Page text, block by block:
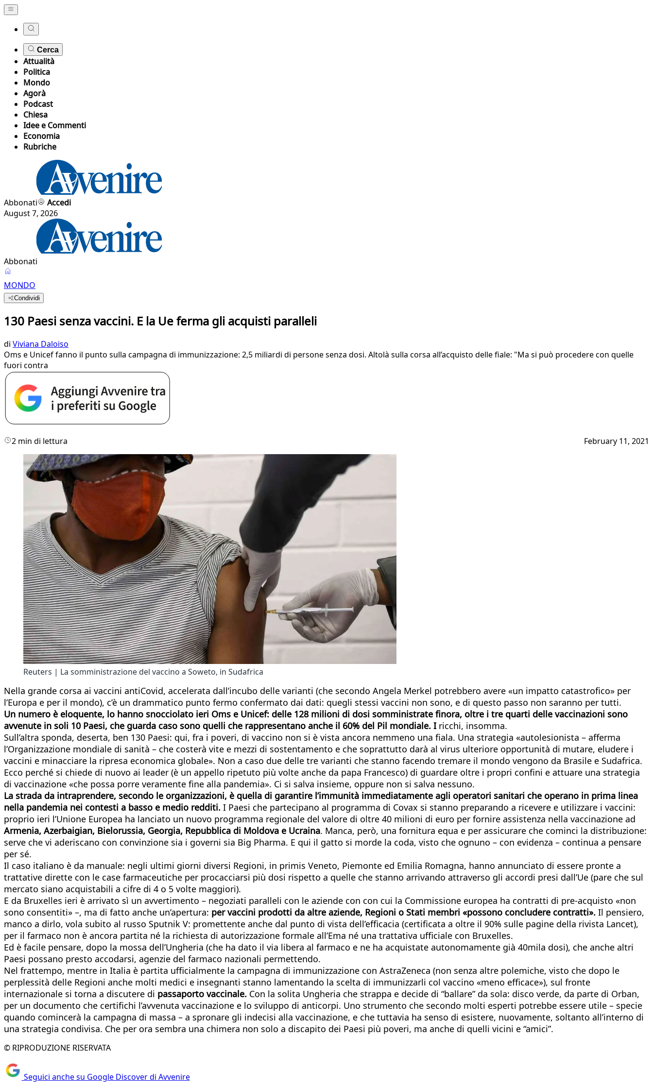
Cerca
Attualità
Politica
Mondo
Agorà
Podcast
Chiesa
Idee e Commenti
Economia
Rubriche
Abbonati
Accedi
August 7, 2026
Abbonati
MONDO
Condividi
130 Paesi senza vaccini. E la Ue ferma gli acquisti paralleli
di Viviana Daloiso
Oms e Unicef fanno il punto sulla campagna di immunizzazione: 2,5 miliardi di persone senza dosi. Altolà sulla corsa all’acquisto delle fiale: "Ma si può procedere con quelle
fuori contra
2 min di lettura February 11, 2021
Reuters | La somministrazione del vaccino a Soweto, in Sudafrica
Nella grande corsa ai vaccini antiCovid, accelerata dall’incubo delle varianti (che secondo Angela Merkel potrebbero avere «un impatto catastrofico» per
l’Europa e per il mondo), c’è un drammatico punto fermo confermato dai dati: quegli stessi vaccini non sono, e di questo passo non saranno per tutti.
Un numero è eloquente, lo hanno snocciolato ieri Oms e Unicef: delle 128 milioni di dosi somministrate finora, oltre i tre quarti delle vaccinazioni sono
avvenute in soli 10 Paesi, che guarda caso sono quelli che rappresentano anche il 60% del Pil mondiale. Iricchi, insomma.
Sull’altra sponda, deserta, ben 130 Paesi: qui, fra i poveri, di vaccino non si è vista ancora nemmeno una fiala. Una strategia «autolesionista – afferma
l’Organizzazione mondiale di sanità – che costerà vite e mezzi di sostentamento e che soprattutto darà al virus ulteriore opportunità di mutare, eludere i
vaccini e minacciare la ripresa economica globale». Non a caso due delle tre varianti che stanno facendo tremare il mondo vengono da Brasile e Sudafrica.
Ecco perché si chiede di nuovo ai leader (è un appello ripetuto più volte anche da papa Francesco) di guardare oltre i propri confini e attuare una strategia
di vaccinazione «che possa porre veramente fine alla pandemia». Ci si salva insieme, oppure non si salva nessuno.
La strada da intraprendere, secondo le organizzazioni, è quella di garantire l’immunità immediatamente agli operatori sanitari che operano in prima linea
nella pandemia nei contesti a basso e medio redditi. I Paesi che partecipano al programma di Covax si stanno preparando a ricevere e utilizzare i vaccini:
proprio ieri l’Unione Europea ha lanciato un nuovo programma regionale del valore di oltre 40 milioni di euro per fornire assistenza nella vaccinazione ad
Armenia, Azerbaigian, Bielorussia, Georgia, Repubblica di Moldova e Ucraina. Manca, però, una fornitura equa e per assicurare che cominci la distribuzione:
serve che vi aderiscano con convinzione sia i governi sia Big Pharma. E qui il gatto si morde la coda, visto che ognuno – con evidenza – continua a pensare
per sé.
Il caso italiano è da manuale: negli ultimi giorni diversi Regioni, in primis Veneto, Piemonte ed Emilia Romagna, hanno annunciato di essere pronte a
trattative dirette con le case farmaceutiche per procacciarsi più dosi rispetto a quelle che stanno arrivando attraverso gli accordi presi dall’Ue (pare che sul
mercato siano acquistabili a cifre di 4 o 5 volte maggiori).
E da Bruxelles ieri è arrivato sì un avvertimento – negoziati paralleli con le aziende con con cui la Commissione europea ha contratti di pre-acquisto «non
sono consentiti» –, ma di fatto anche un’apertura: per vaccini prodotti da altre aziende, Regioni o Stati membri «possono concludere contratti». Il pensiero,
manco a dirlo, vola subito al russo Sputnik V: promettente anche dal punto di vista dell’efficacia (certificata a oltre il 90% sulle pagine della rivista Lancet),
per il farmaco non è ancora partita né la richiesta di autorizzazione formale all’Ema né una trattativa ufficiale con Bruxelles.
Ed è facile pensare, dopo la mossa dell’Ungheria (che ha dato il via libera al farmaco e ne ha acquistate autonomamente già 40mila dosi), che anche altri
Paesi possano presto accodarsi, agenzie del farmaco nazionali permettendo.
Nel frattempo, mentre in Italia è partita ufficialmente la campagna di immunizzazione con AstraZeneca (non senza altre polemiche, visto che dopo le
perplessità delle Regioni anche molti medici e insegnanti stanno lamentando la scelta di immunizzarli col vaccino «meno efficace»), sul fronte
internazionale si torna a discutere di passaporto vaccinale. Con la solita Ungheria che strappa e decide di “ballare” da sola: disco verde, da parte di Orban,
per un documento che certifichi l’avvenuta vaccinazione e lo sviluppo di anticorpi. Uno strumento che secondo molti esperti potrebbe essere utile – specie
quando comincerà la campagna di massa – a spronare gli indecisi alla vaccinazione, e che tuttavia ha senso di esistere, nuovamente, soltanto all’interno di
una strategia condivisa. Che per ora sembra una chimera non solo a discapito dei Paesi più poveri, ma anche di quelli vicini e “amici”.
© RIPRODUZIONE RISERVATA
Seguici anche su Google Discover di Avvenire